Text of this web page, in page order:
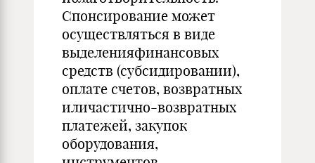
Спонсирование может
осуществляться в виде
выделе­нияфинансовых
средств (субсидировании),
оплате счетов, возвратных
иличастично-возвратных
платежей, закупок
оборудования,